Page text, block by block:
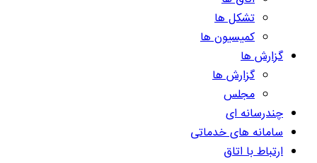
تشکل ها
کمیسیون ها
گزارش ها
گزارش ها
مجلس
چندرسانه ای
سامانه های خدماتی
ارتباط با اتاق